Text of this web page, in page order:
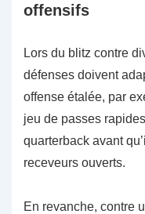
offensifs
Lors du blitz contre
défenses doivent
offense étalée, par
jeu de passes
quarterback avant
receveurs ouverts.
En revanche, contre